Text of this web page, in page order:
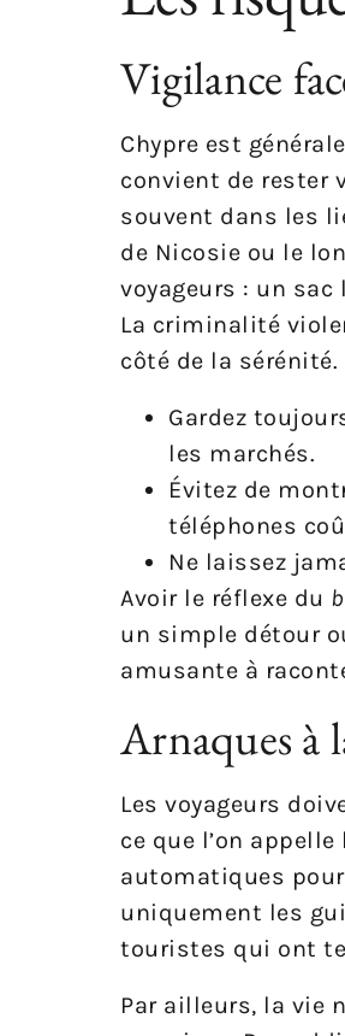
Vigilance
Chypre est
convient de rester
souvent dans les
de Nicosie ou le
voyageurs : un
La criminalité
côté de la
Gardez
les marchés.
Évitez de
téléphones
Ne laissez
Avoir le réflexe du
un simple détour
amusante à
Arnaques à
Les voyageurs
ce que l’on appelle
automatiques
uniquement les
touristes qui ont
Par ailleurs, la vie